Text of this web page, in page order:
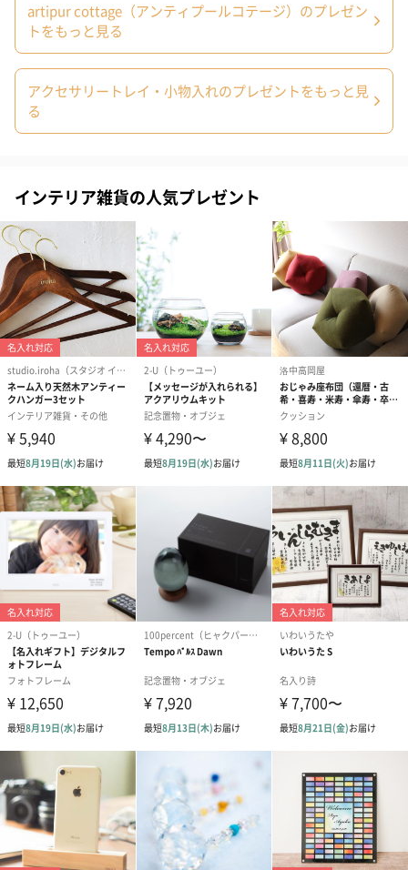
ブライダルロリポップ
ドレス（いちご味)
ブライダルロリポップ
今治タオルケ
生花のブーケを同梱します。
※9-15時にご注文いただく場合、最短のお届け可能日が通常より
も1日遅くなります。
シーズンブーケ（ひま
ブーケ（ホワイトグリ
ブーケ（ピン
ドライフラワー・プリザーブドフラワー
自然のお花で作ったドライフラワー・プリザーブドフラワーを同
梱します。
一部花材が写真と異なる場合がございます。予めご了承くださ
い。パッケージに入れてお届けします。
プリザーブドフラワー
ブーケ（ピンク）
（2,580円）
プリザーブドフラワー
ブーケ（ブルー）
（2,580円）
アミュレット
ク）（1,500円
artipur cottage（アンティプールコテージ）のプレゼン
トをもっと見る
アクセサリートレイ・小物入れのプレゼントをもっと見
る
インテリア雑貨の人気プレゼント